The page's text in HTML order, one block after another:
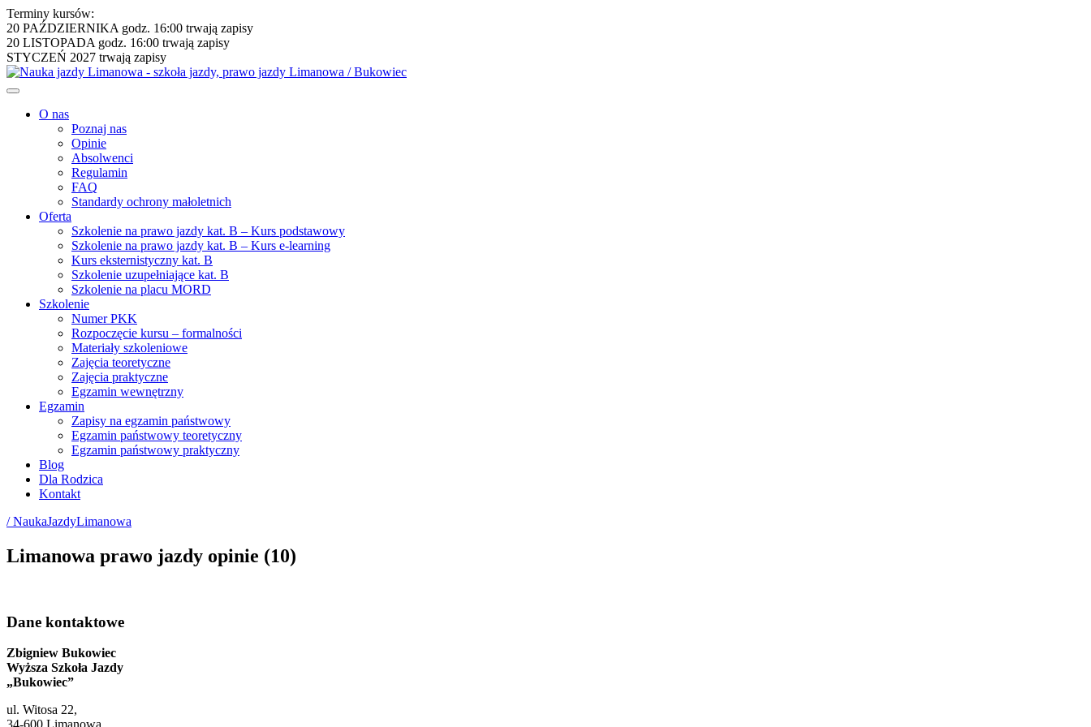
Terminy kursów:
20 PAŹDZIERNIKA godz. 16:00 trwają zapisy
20 LISTOPADA godz. 16:00 trwają zapisy
STYCZEŃ 2027 trwają zapisy
O nas
Poznaj nas
Opinie
Absolwenci
Regulamin
FAQ
Standardy ochrony małoletnich
Oferta
Szkolenie na prawo jazdy kat. B – Kurs podstawowy
Szkolenie na prawo jazdy kat. B – Kurs e-learning
Kurs eksternistyczny kat. B
Szkolenie uzupełniające kat. B
Szkolenie na placu MORD
Szkolenie
Numer PKK
Rozpoczęcie kursu – formalności
Materiały szkoleniowe
Zajęcia teoretyczne
Zajęcia praktyczne
Egzamin wewnętrzny
Egzamin
Zapisy na egzamin państwowy
Egzamin państwowy teoretyczny
Egzamin państwowy praktyczny
Blog
Dla Rodzica
Kontakt
/ NaukaJazdyLimanowa
Limanowa prawo jazdy opinie (10)
Dane kontaktowe
Zbigniew Bukowiec
Wyższa Szkoła Jazdy
„Bukowiec”
ul. Witosa 22,